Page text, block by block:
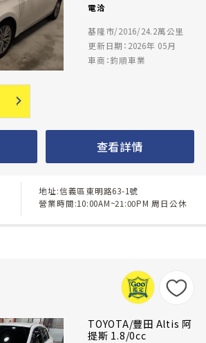
電洽
基隆市/2016/24.2萬公里
更新日期：2026年 05月
車商：鈞順車業
查看詳情
地址:信義區東明路63-1號
營業時間:10:00AM~21:00PM 周日公休
TOYOTA/豐田 Altis 阿
提斯 1.8/0cc